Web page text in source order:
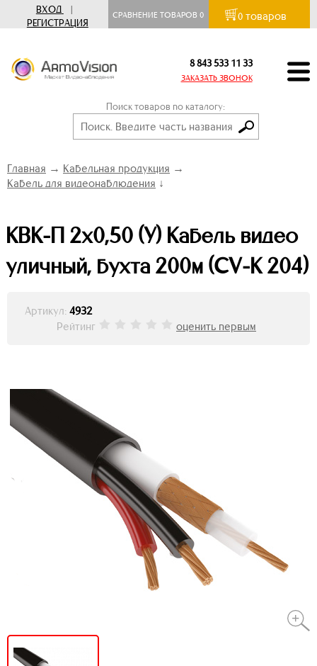
ВХОД
|
РЕГИСТРАЦИЯ
СРАВНЕНИЕ ТОВАРОВ0 0 товаров
8 843 533 11 33
ЗАКАЗАТЬ ЗВОНОК
Поиск товаров по каталогу:
Главная → Кабельная продукция →
Кабель для видеонаблюдения ↓
КВК-П 2х0,50 (У) Кабель видео
уличный, бухта 200м (CV-K 204)
Артикул: 4932
Рейтинг
оценить первым